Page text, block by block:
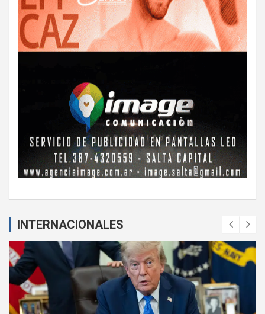
INTERNACIONALES